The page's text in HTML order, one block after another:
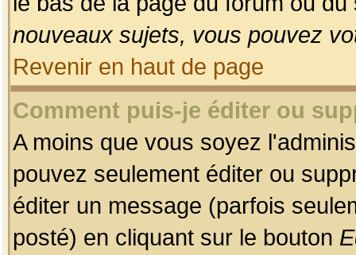
nouveaux sujets, vous pouvez
Revenir en haut de page
Comment puis-je éditer ou
A moins que vous soyez
pouvez seulement éditer ou
éditer un message (parfois
posté) en cliquant sur le bouton